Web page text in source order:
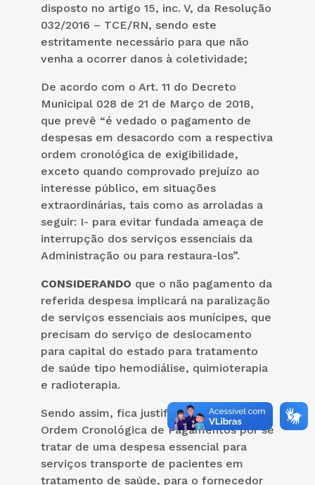
disposto no artigo 15, inc. V, da Resolução
032/2016 – TCE/RN, sendo este
estritamente necessário para que não
venha a ocorrer danos à coletividade;
De acordo com o Art. 11 do Decreto
Municipal 028 de 21 de Março de 2018,
que prevê “é vedado o pagamento de
despesas em desacordo com a respectiva
ordem cronológica de exigibilidade,
exceto quando comprovado prejuízo ao
interesse público, em situações
extraordinárias, tais como as arroladas a
seguir: I- para evitar fundada ameaça de
interrupção dos serviços essenciais da
Administração ou para restaura-los”.
CONSIDERANDO que o não pagamento da
referida despesa implicará na paralização
de serviços essenciais aos munícipes, que
precisam do serviço de deslocamento
para capital do estado para tratamento
de saúde tipo hemodiálise, quimioterapia
e radioterapia.
Sendo assim, fica justificada a quebra da
Ordem Cronológica de Pagamentos por se
tratar de uma despesa essencial para
serviços transporte de pacientes em
tratamento de saúde, para o fornecedor